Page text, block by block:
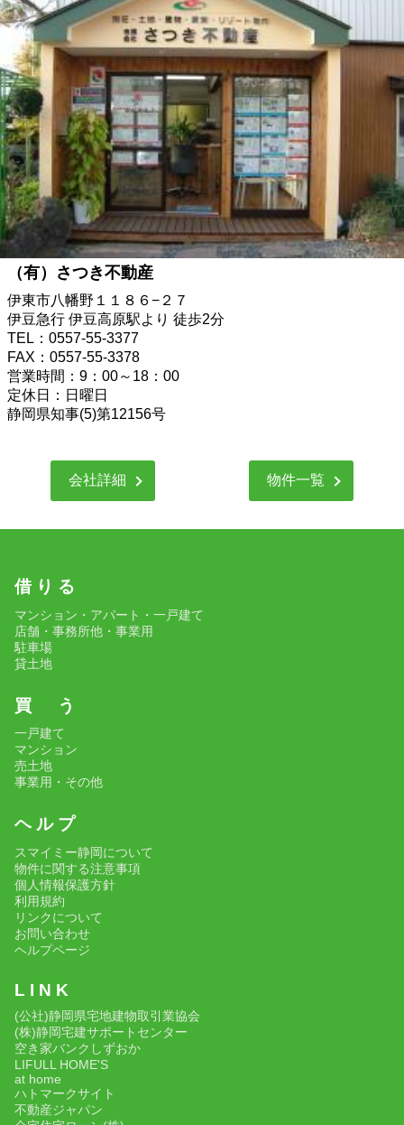
（有）さつき不動産
伊東市八幡野１１８６−２７
伊豆急行 伊豆高原駅より 徒歩2分
TEL：0557-55-3377
FAX：0557-55-3378
営業時間：9：00～18：00
定休日：日曜日
静岡県知事(5)第12156号
会社詳細 物件一覧
借 り る
マンション・アパート・一戸建て
店舗・事務所他・事業用
駐車場
貸土地
買 う
一戸建て
マンション
売土地
事業用・その他
ヘ ル プ
スマイミー静岡について
物件に関する注意事項
個人情報保護方針
利用規約
リンクについて
お問い合わせ
ヘルプページ
L I N K
(公社)静岡県宅地建物取引業協会
(株)静岡宅建サポートセンター
空き家バンクしずおか
LIFULL HOME'S
at home
ハトマークサイト
不動産ジャパン